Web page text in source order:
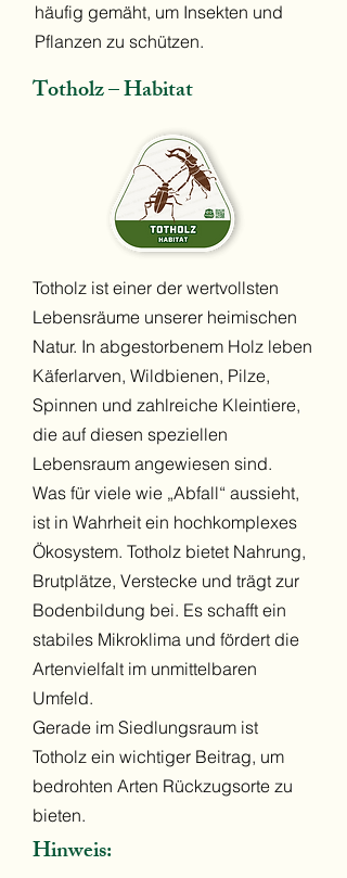
häufig gemäht, um Insekten und
Pflanzen zu schützen.
Totholz – Habitat
Totholz ist einer der wertvollsten
Lebensräume unserer heimischen
Natur. In abgestorbenem Holz leben
Käferlarven, Wildbienen, Pilze,
Spinnen und zahlreiche Kleintiere,
die auf diesen speziellen
Lebensraum angewiesen sind.
Was für viele wie „Abfall“ aussieht,
ist in Wahrheit ein hochkomplexes
Ökosystem. Totholz bietet Nahrung,
Brutplätze, Verstecke und trägt zur
Bodenbildung bei. Es schafft ein
stabiles Mikroklima und fördert die
Artenvielfalt im unmittelbaren
Umfeld.
Gerade im Siedlungsraum ist
Totholz ein wichtiger Beitrag, um
bedrohten Arten Rückzugsorte zu
bieten.
Hinweis: